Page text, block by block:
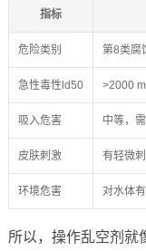
指标
危险类别 第8类腐
急性毒性ld50 >2000
吸入危害 中等，
皮肤刺激 有轻微
环境危害 对水体
所以，操作乱空剂